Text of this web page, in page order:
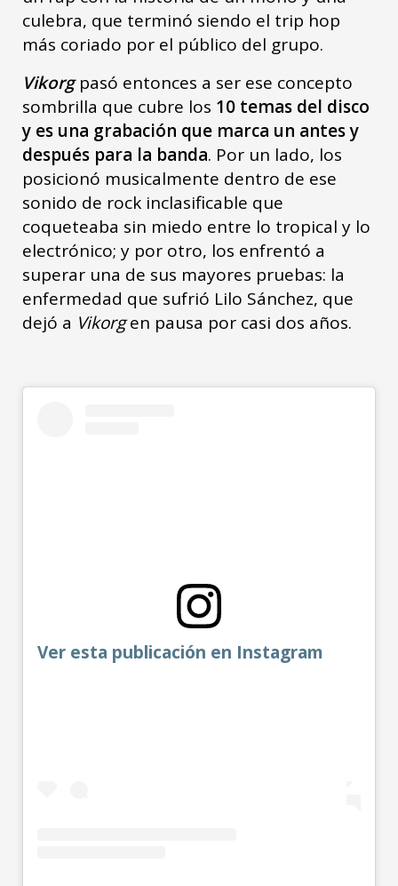
culebra, que terminó siendo el trip hop
más coriado por el público del grupo.
Vikorg pasó entonces a ser ese concepto
sombrilla que cubre los 10 temas del disco
y es una grabación que marca un antes y
después para la banda. Por un lado, los
posicionó musicalmente dentro de ese
sonido de rock inclasificable que
coqueteaba sin miedo entre lo tropical y lo
electrónico; y por otro, los enfrentó a
superar una de sus mayores pruebas: la
enfermedad que sufrió Lilo Sánchez, que
dejó a Vikorgen pausa por casi dos años.
Ver esta publicación en Instagram